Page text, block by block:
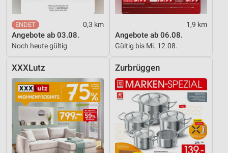
0,3 km
Angebote ab 03.08.
Noch heute gültig
1,9 km
Angebote ab 06.08.
Gültig bis Mi. 12.08.
XXXLutz Zurbrüggen